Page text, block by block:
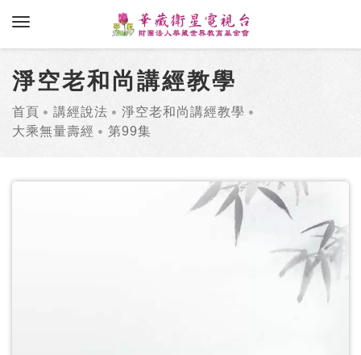
toggle navigation
淨空老和尚講經教學
首頁 講經說法
淨空老和尚講經教學
大乘無量壽經
第99集